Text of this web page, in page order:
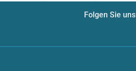
Folgen Sie uns